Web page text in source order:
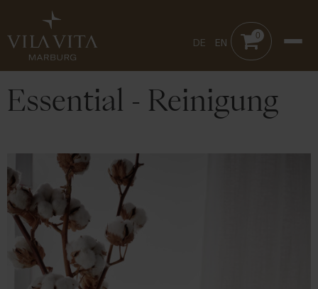
DE EN
0
Essential - Reinigung